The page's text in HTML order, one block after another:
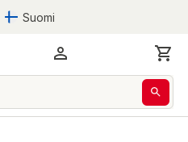
Suomi